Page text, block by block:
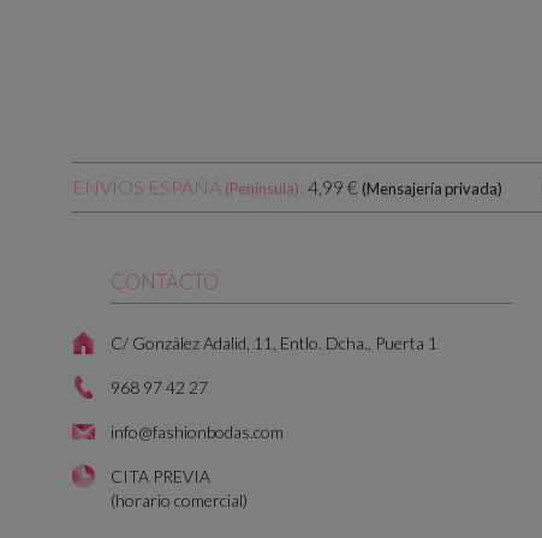
ENVÍOS ESPAÑA (Península): 4,99 € (Mensajería privada)
CONTACTO
C/ González Adalid, 11, Entlo. Dcha., Puerta 1
968 97 42 27
info@fashionbodas.com
CITA PREVIA
(horario comercial)